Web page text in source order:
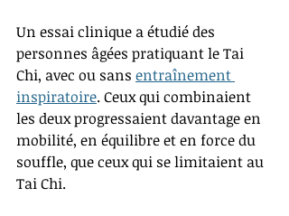
Un essai clinique a étudié des
personnes âgées pratiquant le Tai
Chi, avec ou sans entraînement
inspiratoire. Ceux qui combinaient
les deux progressaient davantage en
mobilité, en équilibre et en force du
souffle, que ceux qui se limitaient au
Tai Chi.